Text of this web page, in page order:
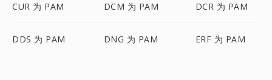
CUR 为 PAM DCM 为 PAM DCR 为 PAM
DDS 为 PAM DNG 为 PAM ERF 为 PAM